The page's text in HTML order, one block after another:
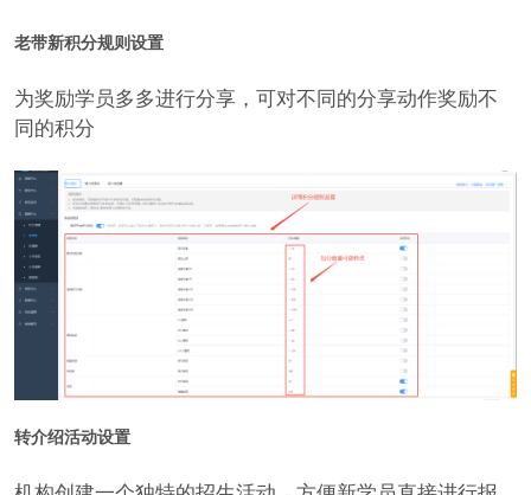
老带新积分规则设置
为奖励学员多多进行分享，可对不同的分享动作奖励不
同的积分​
转介绍活动设置